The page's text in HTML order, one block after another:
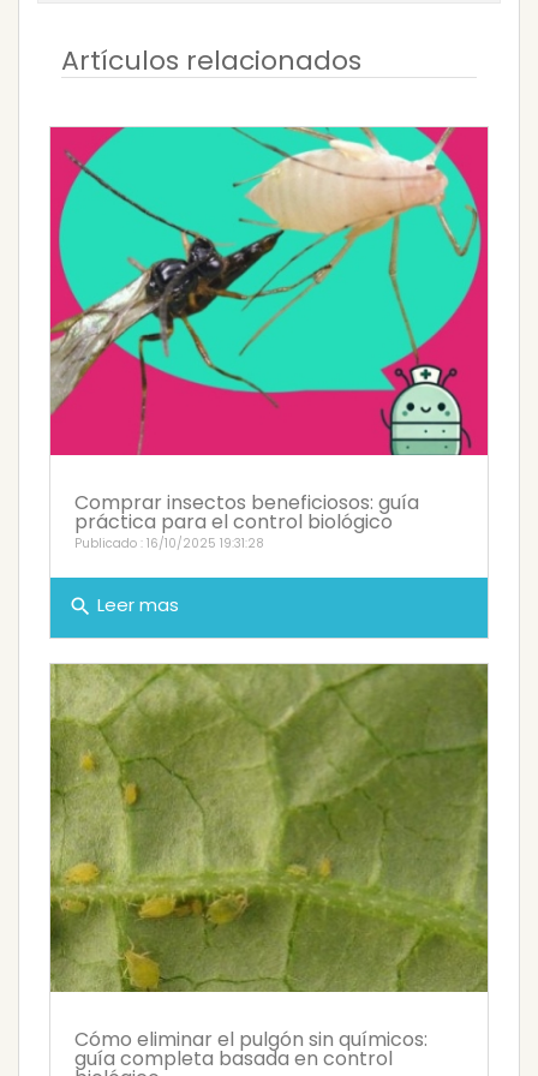
Artículos relacionados
Comprar insectos beneficiosos: guía
práctica para el control biológico
Publicado : 16/10/2025 19:31:28
search Leer mas
Cómo eliminar el pulgón sin químicos:
guía completa basada en control